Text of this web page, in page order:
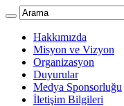
Hakkımızda
Misyon ve Vizyon
Organizasyon
Duyurular
Medya Sponsorluğu
İletişim Bilgileri